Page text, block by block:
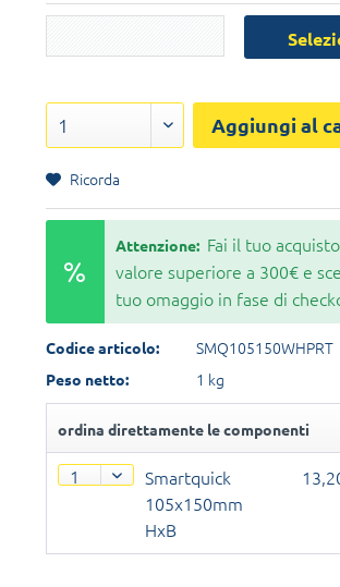
Aggiungi al
Ricorda
Attenzione: Fai il tuo
valore superiore a 300€ e
tuo omaggio in fase di
Codice articolo: SMQ105150WHPRT
Peso netto: 1 kg
ordina direttamente le componenti
Smartquick
105x150mm
HxB